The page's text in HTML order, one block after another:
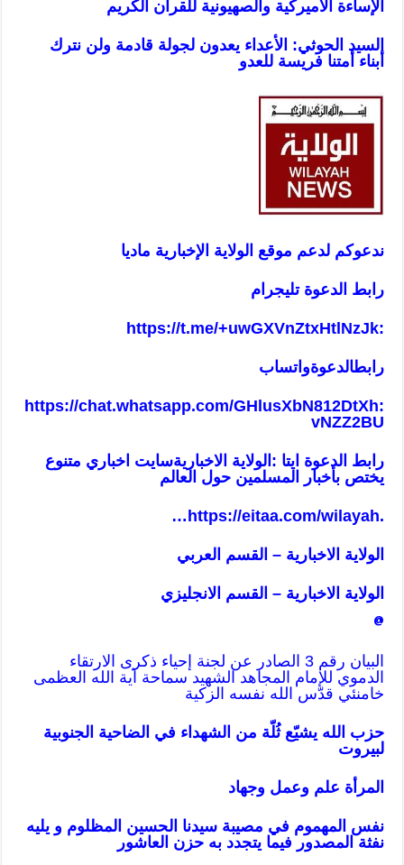
الإساءة الأميركية والصهيونية للقرآن الكريم
السيد الحوثي: الأعداء يعدون لجولة قادمة ولن نترك
أبناء أمتنا فريسة للعدو
ندعوكم لدعم موقع الولاية الإخبارية ماديا
رابط الدعوة تليجرام
:
https://t.me/+uwGXVnZtxHtlNzJk
رابطالدعوةواتساب
:
https://chat.whatsapp.com/GHlusXbN812DtXh
vNZZ2BU
رابط الدعوة ايتا :الولاية الاخباريةسايت اخباري متنوع
يختص بأخبار المسلمين حول العالم
.
https://eitaa.com/wilayah
…
الولاية الاخبارية – القسم العربي
الولاية الاخبارية – القسم الانجليزي
@
البيان رقم 3 الصادر عن لجنة إحياء ذكرى الارتقاء
الدموي للإمام المجاهد الشهيد سماحة آية الله العظمى
خامنئي قدّس الله نفسه الزكية
حزب الله يشيّع ثُلّة من الشهداء في الضاحية الجنوبية
لبيروت
المرأة علم وعمل وجهاد
نفس المهموم في مصيبة سيدنا الحسين المظلوم و يليه
نفثة المصدور فيما يتجدد به حزن العاشور